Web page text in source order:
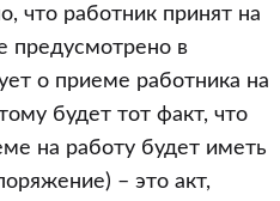
что работник принят на
предусмотрено в
о приеме работника на
будет тот факт, что
на работу будет иметь
– это акт,